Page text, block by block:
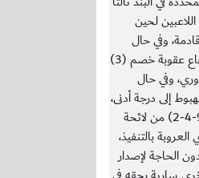
لحين
وفي حال
انتهاء فترة التسجيل دون التنفيذ، إيقاع عقوبة خصم (3)
وفي حال
إلى درجة أدنى،
وذلك بشكل تلقائي وفقاً للمادة (90-4-2) من لائحة
بالتنفيذ،
الحاجة لإصدار